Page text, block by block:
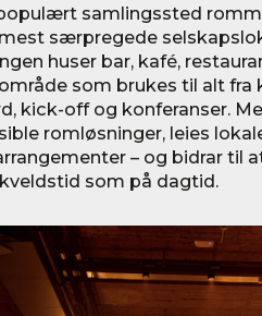
samlingssted
særpregede
huser bar, kafé,
som brukes til alt fra
kick-off og konferanser.
romløsninger, leies
– og bidrar til
som på dagtid.